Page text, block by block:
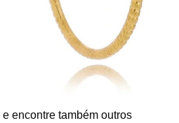
e encontre também outros